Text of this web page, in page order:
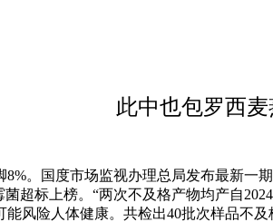
此中也包罗西麦
国度市场监视办理总局发布最新一
超标上榜。“两次不及格产物均产自
风险人体健康。共检出40批次样品不